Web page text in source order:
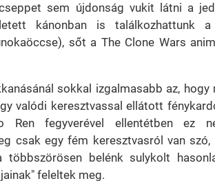
sem újdonság vukit látni a
kánonban is találkozhattunk a
sőt a The Clone Wars
sokkal izgalmasabb az, hogy
valódi keresztvassal ellátott
Ren fegyverével ellentétben ez
csak egy fém keresztvasról van
belénk sulykolt
feleltek meg.